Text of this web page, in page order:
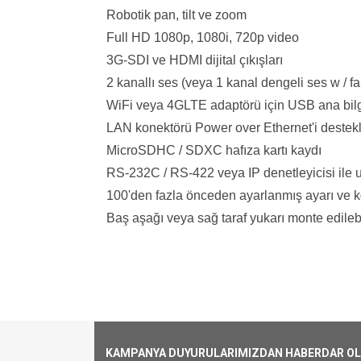
Robotik pan, tilt ve zoom
Full HD 1080p, 1080i, 720p video
3G-SDI ve HDMI dijital çıkışları
2 kanallı ses (veya 1 kanal dengeli ses w /
WiFi veya 4GLTE adaptörü için USB ana
LAN konektörü Power over Ethernet'i
MicroSDHC / SDXC hafıza kartı kaydı
RS-232C / RS-422 veya IP denetleyicisi ile
100'den fazla önceden ayarlanmış ayarı ve
Baş aşağı veya sağ taraf yukarı monte
1000₺ Üstü siparişlerin tümü
KAMPANYA DUYURULARIMIZDAN HABERDAR